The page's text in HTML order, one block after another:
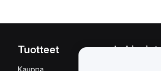
Tuotteet
Kauppa
Lakiasiat